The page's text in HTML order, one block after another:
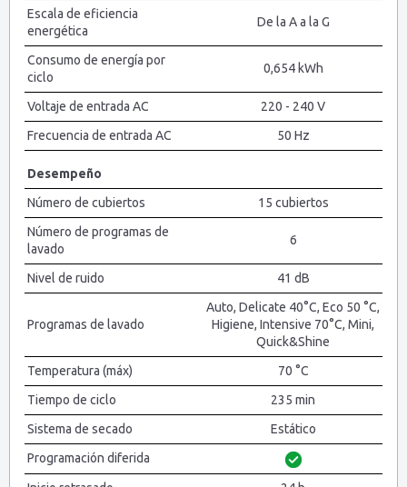
Escala de eficiencia
energética
De la A a la G
Consumo de energía por
ciclo
0,654 kWh
Voltaje de entrada AC
220 - 240 V
Frecuencia de entrada AC
50 Hz
Desempeño
Número de cubiertos
15 cubiertos
Número de programas de
lavado
6
Nivel de ruido 41 dB
Programas de lavado
Auto, Delicate 40°C, Eco 50 °C,
Higiene, Intensive 70°C, Mini,
Quick&Shine
Temperatura (máx)
70 °C
Tiempo de ciclo
235 min
Sistema de secado
Estático
Programación diferida